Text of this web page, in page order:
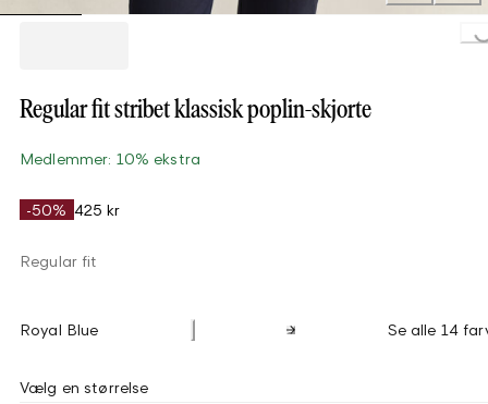
Regular fit stribet klassisk poplin-skjorte
Medlemmer: 10% ekstra
-50% 425 kr
Regular fit
Royal Blue Se alle 14
Vælg en størrelse